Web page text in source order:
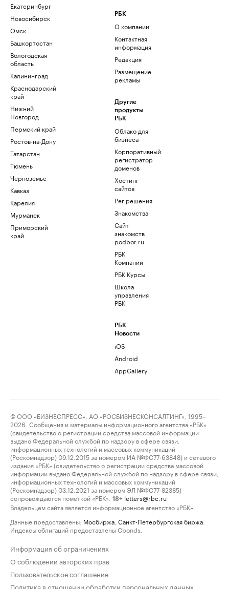
Екатеринбург
Новосибирск
Омск
Башкортостан
Вологодская
область
Калининград
Краснодарский
край
Нижний
Новгород
Пермский край
Ростов-на-Дону
Татарстан
Тюмень
Черноземье
Кавказ
Карелия
Мурманск
Приморский
край
РБК
О компании
Контактная
информация
Редакция
Размещение
рекламы
Другие
продукты
РБК
Облако для
бизнеса
Корпоративный
регистратор
доменов
Хостинг
сайтов
Рег.решения
Знакомства
Сайт
знакомств
podbor.ru
РБК
Компании
РБК Курсы
Школа
управления
РБК
РБК
Новости
iOS
Android
AppGallery
© ООО «БИЗНЕСПРЕСС», АО «РОСБИЗНЕСКОНСАЛТИНГ», 1995–
2026. Сообщения и материалы информационного агентства «РБК»
(свидетельство о регистрации средства массовой информации
выдано Федеральной службой по надзору в сфере связи,
информационных технологий и массовых коммуникаций
(Роскомнадзор) 09.12.2015 за номером ИА №ФС77-63848) и сетевого
издания «РБК» (свидетельство о регистрации средства массовой
информации выдано Федеральной службой по надзору в сфере связи,
информационных технологий и массовых коммуникаций
(Роскомнадзор) 03.12.2021 за номером ЭЛ №ФС77-82385)
сопровождаются пометкой «РБК».
18+ letters@rbc.ru
Владельцем сайта является информационное агентство «РБК».
Данные предоставлены: Мосбиржа Санкт-Петербургская биржа
Индексы облигаций предоставлены Cbonds.
Информация об ограничениях
О соблюдении авторских прав
Пользовательское соглашение
Политика в отношении обработки персональных данных